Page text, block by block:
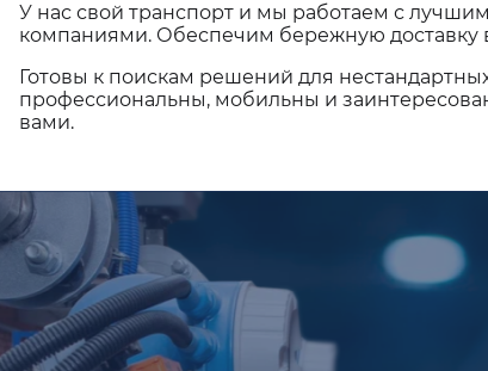
У нас свой транспорт и мы работаем с
компаниями. Обеспечим бережную доставку
Готовы к поискам решений для
профессиональны, мобильны и
вами.